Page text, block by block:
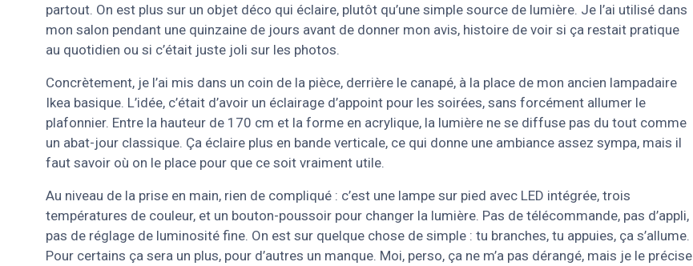
partout. On est plus sur un objet déco qui éclaire, plutôt qu’une simple source de lumière. Je l’ai utilisé dans
mon salon pendant une quinzaine de jours avant de donner mon avis, histoire de voir si ça restait pratique
au quotidien ou si c’était juste joli sur les photos.
Concrètement, je l’ai mis dans un coin de la pièce, derrière le canapé, à la place de mon ancien lampadaire
Ikea basique. L’idée, c’était d’avoir un éclairage d’appoint pour les soirées, sans forcément allumer le
plafonnier. Entre la hauteur de 170 cm et la forme en acrylique, la lumière ne se diffuse pas du tout comme
un abat-jour classique. Ça éclaire plus en bande verticale, ce qui donne une ambiance assez sympa, mais il
faut savoir où on le place pour que ce soit vraiment utile.
Au niveau de la prise en main, rien de compliqué : c’est une lampe sur pied avec LED intégrée, trois
températures de couleur, et un bouton-poussoir pour changer la lumière. Pas de télécommande, pas d’appli,
pas de réglage de luminosité fine. On est sur quelque chose de simple : tu branches, tu appuies, ça s’allume.
Pour certains ça sera un plus, pour d’autres un manque. Moi, perso, ça ne m’a pas dérangé, mais je le précise